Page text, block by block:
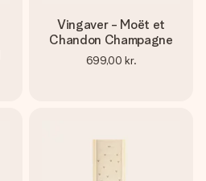
Vingaver - Moët et
Chandon Champagne
699,00 kr.